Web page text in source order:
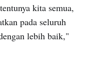
kita semua,
pada seluruh
lebih baik,"